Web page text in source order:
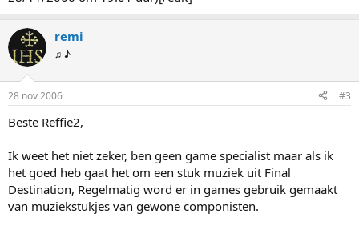
remi
♫ ♪
28 nov 2006 #3
Beste Reffie2,
Ik weet het niet zeker, ben geen game specialist maar als ik
het goed heb gaat het om een stuk muziek uit Final
Destination, Regelmatig word er in games gebruik gemaakt
van muziekstukjes van gewone componisten.